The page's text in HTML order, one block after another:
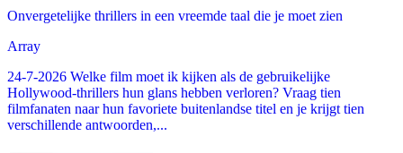
Onvergetelijke thrillers in een vreemde taal die je moet zien
Array
24-7-2026 Welke film moet ik kijken als de gebruikelijke
Hollywood-thrillers hun glans hebben verloren? Vraag tien
filmfanaten naar hun favoriete buitenlandse titel en je krijgt tien
verschillende antwoorden,...